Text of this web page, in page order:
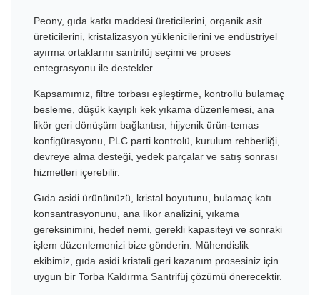
Peony, gıda katkı maddesi üreticilerini, organik asit
üreticilerini, kristalizasyon yüklenicilerini ve endüstriyel
ayırma ortaklarını santrifüj seçimi ve proses
entegrasyonu ile destekler.
Kapsamımız, filtre torbası eşleştirme, kontrollü bulamaç
besleme, düşük kayıplı kek yıkama düzenlemesi, ana
likör geri dönüşüm bağlantısı, hijyenik ürün-temas
konfigürasyonu, PLC parti kontrolü, kurulum rehberliği,
devreye alma desteği, yedek parçalar ve satış sonrası
hizmetleri içerebilir.
Gıda asidi ürününüzü, kristal boyutunu, bulamaç katı
konsantrasyonunu, ana likör analizini, yıkama
gereksinimini, hedef nemi, gerekli kapasiteyi ve sonraki
işlem düzenlemenizi bize gönderin. Mühendislik
ekibimiz, gıda asidi kristali geri kazanım prosesiniz için
uygun bir Torba Kaldırma Santrifüj çözümü önerecektir.